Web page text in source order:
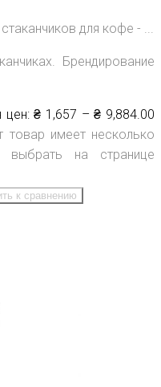
для кофе - ...
Брендирование
цен: ₴ 1,657 – ₴ 9,884.00
товар имеет несколько
на странице
к сравнению